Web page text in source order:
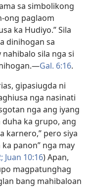
sa simbolikong
ong paglaom
ka Hudiyo.” Sila
dinihogan sa
nahibalo sila nga si
Gal. 6:16.
gipasiugda ni
nga nasinati
nga ang iyang
ka grupo, ang
karnero,” pero siya
panon” nga may
Juan 10:16) Apan,
magpatunghag
bang mahibaloan